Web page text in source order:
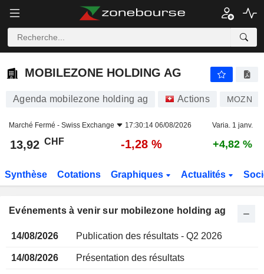
MOBILEZONE HOLDING AG
MOBILEZONE HOLDING AG
Agenda mobilezone holding ag Actions MOZN
Marché Fermé - Swiss Exchange 17:30:14 06/08/2026 Varia. 1 janv.
13,92 CHF -1,28 % +4,82 %
Synthèse Cotations Graphiques Actualités
Evénements à venir sur mobilezone holding ag
14/08/2026 Publication des résultats - Q2 2026
14/08/2026 Présentation des résultats